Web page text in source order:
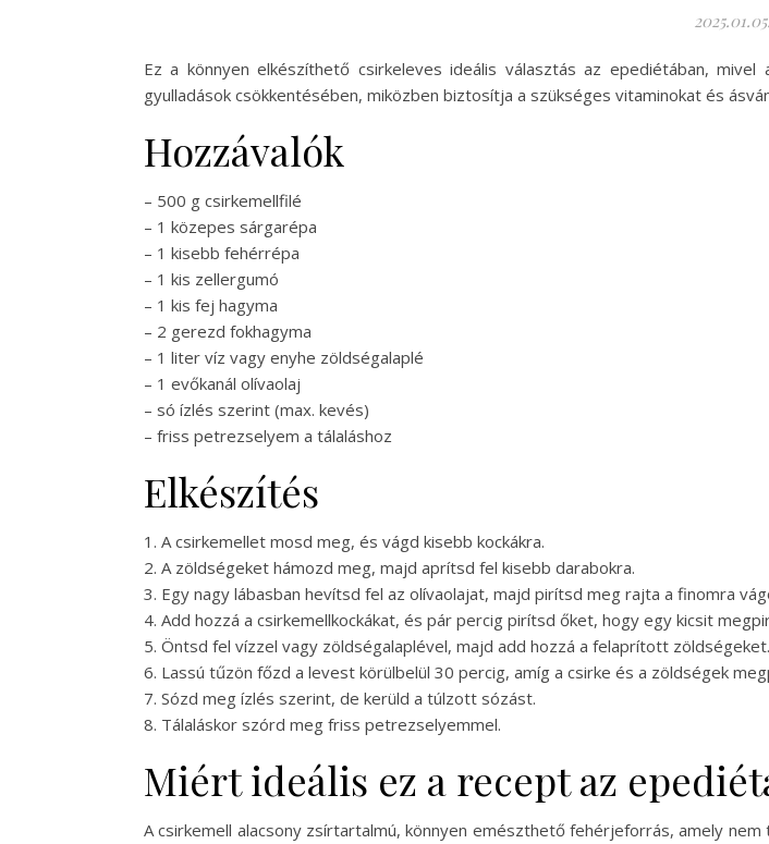
2025.01.05.
Ez a könnyen elkészíthető csirkeleves ideális választás az epediétában,
gyulladások csökkentésében, miközben biztosítja a szükséges vitaminokat és
Hozzávalók
– 500 g csirkemellfilé
– 1 közepes sárgarépa
– 1 kisebb fehérrépa
– 1 kis zellergumó
– 1 kis fej hagyma
– 2 gerezd fokhagyma
– 1 liter víz vagy enyhe zöldségalaplé
– 1 evőkanál olívaolaj
– só ízlés szerint (max. kevés)
– friss petrezselyem a tálaláshoz
Elkészítés
1. A csirkemellet mosd meg, és vágd kisebb kockákra.
2. A zöldségeket hámozd meg, majd aprítsd fel kisebb darabokra.
3. Egy nagy lábasban hevítsd fel az olívaolajat, majd pirítsd meg rajta a finomra
4. Add hozzá a csirkemellkockákat, és pár percig pirítsd őket, hogy egy kicsit
5. Öntsd fel vízzel vagy zöldségalaplével, majd add hozzá a felaprított zöldségeket.
6. Lassú tűzön főzd a levest körülbelül 30 percig, amíg a csirke és a zöldségek
7. Sózd meg ízlés szerint, de kerüld a túlzott sózást.
8. Tálaláskor szórd meg friss petrezselyemmel.
Miért ideális ez a recept az
A csirkemell alacsony zsírtartalmú, könnyen emészthető fehérjeforrás, amely